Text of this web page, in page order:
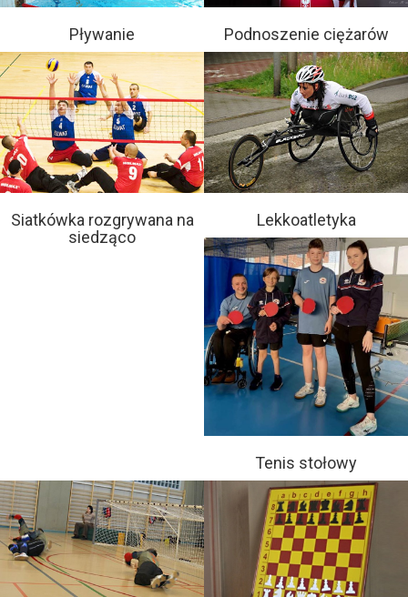
Pływanie Podnoszenie ciężarów
Siatkówka rozgrywana na
siedząco
Lekkoatletyka
Tenis stołowy